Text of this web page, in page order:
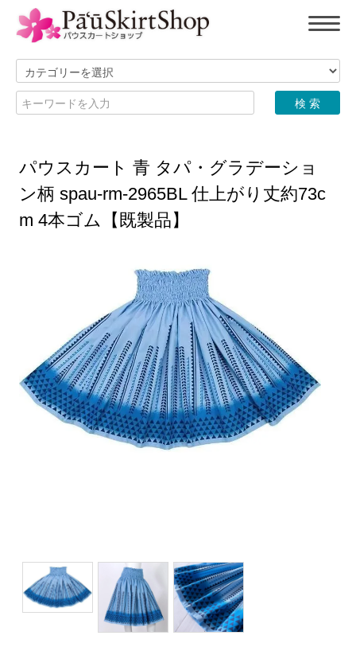
パウスカート 青 タパ・グラデーショ
ン柄 spau-rm-2965BL 仕上がり丈約73c
m 4本ゴム【既製品】